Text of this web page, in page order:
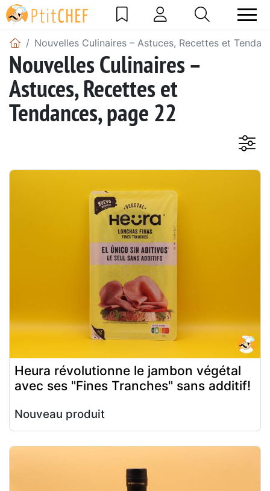
Nouvelles Culinaires – Astuces, Recettes et
Nouvelles Culinaires –
Astuces, Recettes et
Tendances, page 22
Heura révolutionne le jambon végétal
avec ses "Fines Tranches" sans additif!
Nouveau produit